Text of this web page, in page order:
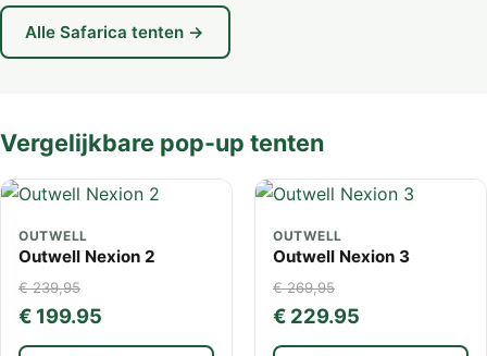
Alle Safarica tenten →
Vergelijkbare pop-up tenten
OUTWELL
Outwell Nexion 2
€ 239,95
€ 199.95
OUTWELL
Outwell Nexion 3
€ 269,95
€ 229.95